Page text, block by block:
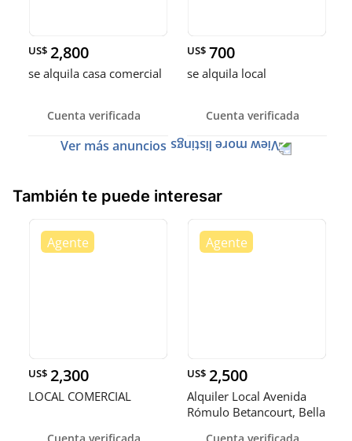
US$ 2,800
se alquila casa comercial
Cuenta verificada
US$ 700
se alquila local
Cuenta verificada
Ver más anuncios
También te puede interesar
US$ 2,300
LOCAL COMERCIAL
Cuenta verificada
US$ 2,500
Alquiler Local Avenida
Rómulo Betancourt, Bella
Cuenta verificada